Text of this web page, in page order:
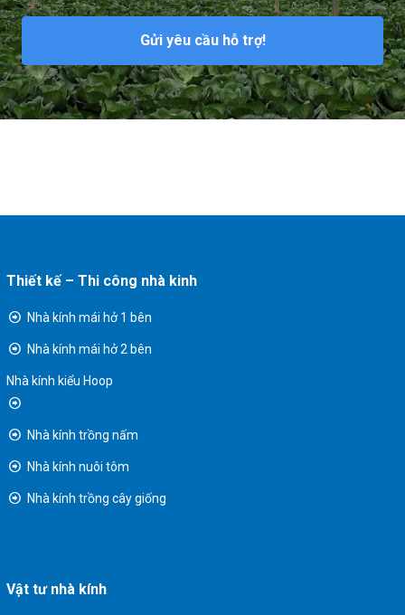
Gửi yêu cầu hỗ trợ!
Thiết kế – Thi công nhà kinh
Nhà kính mái hở 1 bên
Nhà kính mái hở 2 bên
Nhà kính kiểu Hoop
Nhà kính trồng nấm
Nhà kính nuôi tôm
Nhà kính trồng cây giống
Vật tư nhà kính